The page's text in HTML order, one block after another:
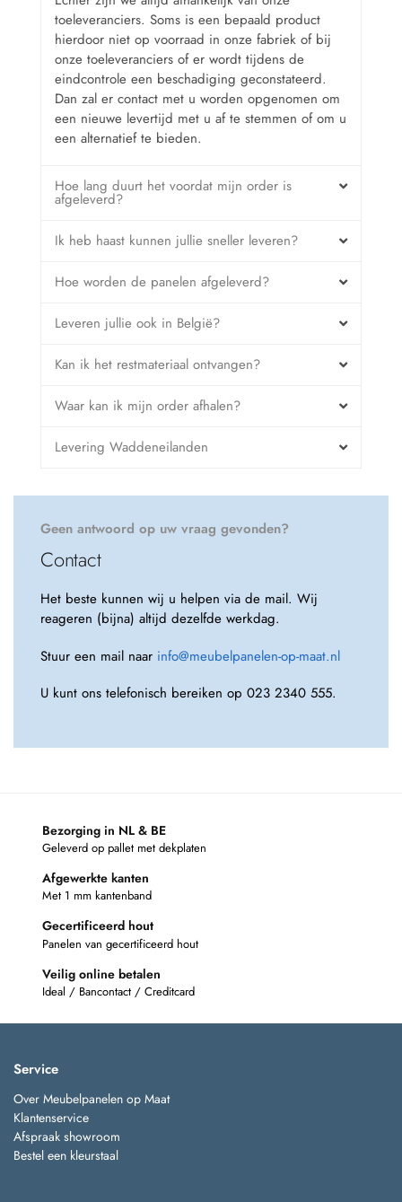
toeleveranciers. Soms is een bepaald product
hierdoor niet op voorraad in onze fabriek of bij
onze toeleveranciers of er wordt tijdens de
eindcontrole een beschadiging geconstateerd.
Dan zal er contact met u worden opgenomen om
een nieuwe levertijd met u af te stemmen of om u
een alternatief te bieden.
Hoe lang duurt het voordat mijn order is
afgeleverd?
Ik heb haast kunnen jullie sneller leveren?
Hoe worden de panelen afgeleverd?
Leveren jullie ook in België?
Kan ik het restmateriaal ontvangen?
Waar kan ik mijn order afhalen?
Levering Waddeneilanden
Geen antwoord op uw vraag gevonden?
Contact
Het beste kunnen wij u helpen via de mail. Wij
reageren (bijna) altijd dezelfde werkdag.
Stuur een mail naar info@meubelpanelen-op-maat.nl
U kunt ons telefonisch bereiken op 023 2340 555.
Bezorging in NL & BE
Geleverd op pallet met dekplaten
Afgewerkte kanten
Met 1 mm kantenband
Gecertificeerd hout
Panelen van gecertificeerd hout
Veilig online betalen
Ideal / Bancontact / Creditcard
Service
Over Meubelpanelen op Maat
Klantenservice
Afspraak showroom
Bestel een kleurstaal